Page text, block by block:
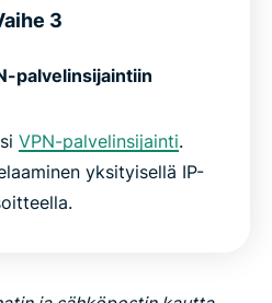
3
palvelinsijaintiin
VPN-palvelinsijainti.
yksityisellä IP-